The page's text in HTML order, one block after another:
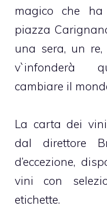
magico che
piazza
una sera, un re,
v`infonderà
cambiare il
La carta dei
dal direttore
d’eccezione,
vini con
etichette.